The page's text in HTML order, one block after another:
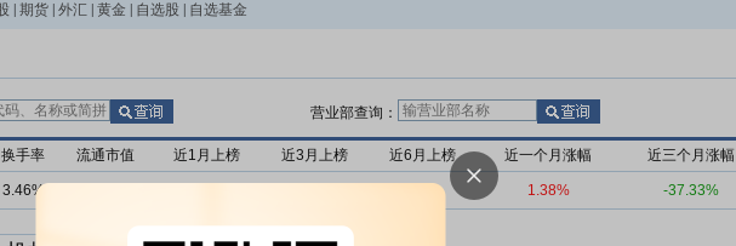
期货 外汇 黄金 自选股 自选基金
营业部查询：
换手率 流通市值 近1月上榜 近3月上榜 近6月上榜 近一个月涨幅 近三个月涨幅
3.46% 1.38% -37.33%